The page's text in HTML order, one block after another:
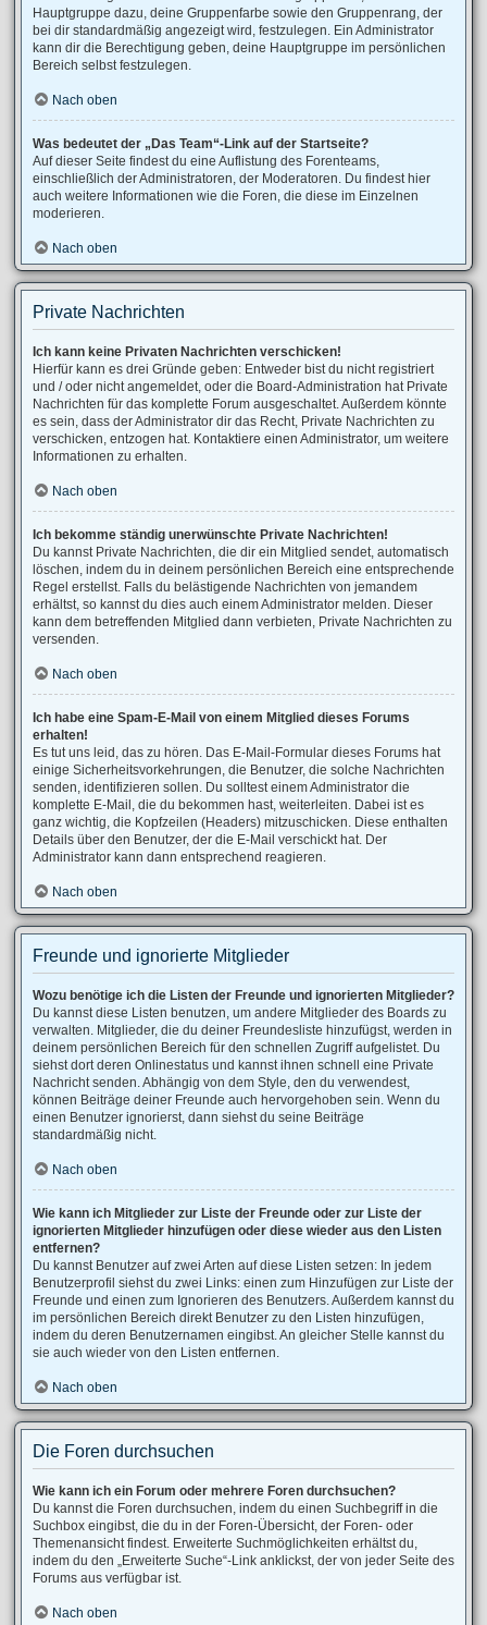
Hauptgruppe dazu, deine Gruppenfarbe sowie den Gruppenrang, der
bei dir standardmäßig angezeigt wird, festzulegen. Ein Administrator
kann dir die Berechtigung geben, deine Hauptgruppe im persönlichen
Bereich selbst festzulegen.
Nach oben
Was bedeutet der „Das Team“-Link auf der Startseite?
Auf dieser Seite findest du eine Auflistung des Forenteams,
einschließlich der Administratoren, der Moderatoren. Du findest hier
auch weitere Informationen wie die Foren, die diese im Einzelnen
moderieren.
Nach oben
Private Nachrichten
Ich kann keine Privaten Nachrichten verschicken!
Hierfür kann es drei Gründe geben: Entweder bist du nicht registriert
und / oder nicht angemeldet, oder die Board-Administration hat Private
Nachrichten für das komplette Forum ausgeschaltet. Außerdem könnte
es sein, dass der Administrator dir das Recht, Private Nachrichten zu
verschicken, entzogen hat. Kontaktiere einen Administrator, um weitere
Informationen zu erhalten.
Nach oben
Ich bekomme ständig unerwünschte Private Nachrichten!
Du kannst Private Nachrichten, die dir ein Mitglied sendet, automatisch
löschen, indem du in deinem persönlichen Bereich eine entsprechende
Regel erstellst. Falls du belästigende Nachrichten von jemandem
erhältst, so kannst du dies auch einem Administrator melden. Dieser
kann dem betreffenden Mitglied dann verbieten, Private Nachrichten zu
versenden.
Nach oben
Ich habe eine Spam-E-Mail von einem Mitglied dieses Forums
erhalten!
Es tut uns leid, das zu hören. Das E-Mail-Formular dieses Forums hat
einige Sicherheitsvorkehrungen, die Benutzer, die solche Nachrichten
senden, identifizieren sollen. Du solltest einem Administrator die
komplette E-Mail, die du bekommen hast, weiterleiten. Dabei ist es
ganz wichtig, die Kopfzeilen (Headers) mitzuschicken. Diese enthalten
Details über den Benutzer, der die E-Mail verschickt hat. Der
Administrator kann dann entsprechend reagieren.
Nach oben
Freunde und ignorierte Mitglieder
Wozu benötige ich die Listen der Freunde und ignorierten Mitglieder?
Du kannst diese Listen benutzen, um andere Mitglieder des Boards zu
verwalten. Mitglieder, die du deiner Freundesliste hinzufügst, werden in
deinem persönlichen Bereich für den schnellen Zugriff aufgelistet. Du
siehst dort deren Onlinestatus und kannst ihnen schnell eine Private
Nachricht senden. Abhängig von dem Style, den du verwendest,
können Beiträge deiner Freunde auch hervorgehoben sein. Wenn du
einen Benutzer ignorierst, dann siehst du seine Beiträge
standardmäßig nicht.
Nach oben
Wie kann ich Mitglieder zur Liste der Freunde oder zur Liste der
ignorierten Mitglieder hinzufügen oder diese wieder aus den Listen
entfernen?
Du kannst Benutzer auf zwei Arten auf diese Listen setzen: In jedem
Benutzerprofil siehst du zwei Links: einen zum Hinzufügen zur Liste der
Freunde und einen zum Ignorieren des Benutzers. Außerdem kannst du
im persönlichen Bereich direkt Benutzer zu den Listen hinzufügen,
indem du deren Benutzernamen eingibst. An gleicher Stelle kannst du
sie auch wieder von den Listen entfernen.
Nach oben
Die Foren durchsuchen
Wie kann ich ein Forum oder mehrere Foren durchsuchen?
Du kannst die Foren durchsuchen, indem du einen Suchbegriff in die
Suchbox eingibst, die du in der Foren-Übersicht, der Foren- oder
Themenansicht findest. Erweiterte Suchmöglichkeiten erhältst du,
indem du den „Erweiterte Suche“-Link anklickst, der von jeder Seite des
Forums aus verfügbar ist.
Nach oben